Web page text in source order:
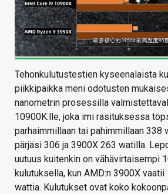
Tehonkulutustestien kyseenalaista
piikkipaikka meni odotusten
nanometrin prosessilla
10900K:lle, joka imi rasituksessa
parhaimmillaan tai pahimmillaan 338
pärjäsi 306 ja 3900X 263 watilla.
uutuus kuitenkin on vähävirtaisempi
kulutuksella, kun AMD:n 3900X
wattia. Kulutukset ovat koko